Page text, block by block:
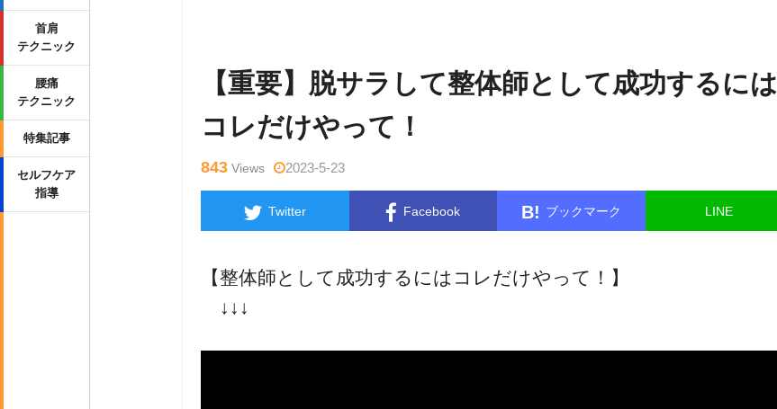
首肩
テクニック
腰痛
テクニック
特集記事
セルフケア
指導
【重要】脱サラして整体師として成功するには
コレだけやって！
843 Views 2023-5-23
Twitter Facebook B! ブックマーク LINE
【整体師として成功するにはコレだけやって！】
↓↓↓